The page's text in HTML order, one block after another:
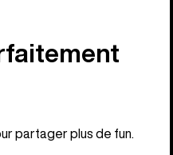
partager plus de fun.